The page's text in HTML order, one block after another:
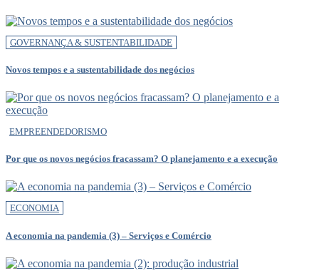
GOVERNANÇA & SUSTENTABILIDADE
Novos tempos e a sustentabilidade dos negócios
EMPREENDEDORISMO
Por que os novos negócios fracassam? O planejamento e a execução
ECONOMIA
A economia na pandemia (3) – Serviços e Comércio